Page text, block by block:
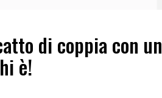
di coppia con un
è!